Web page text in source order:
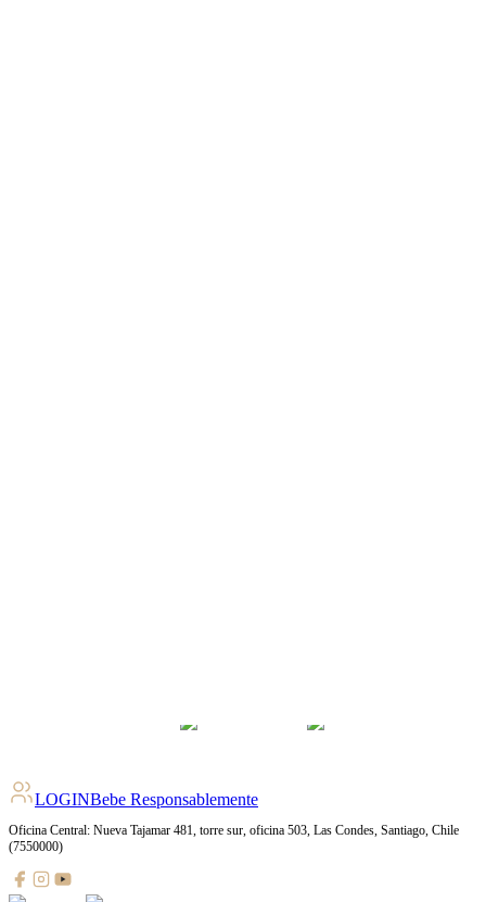
LOGINBebe Responsablemente
Oficina Central: Nueva Tajamar 481, torre sur, oficina 503, Las Condes, Santiago, Chile
(7550000)